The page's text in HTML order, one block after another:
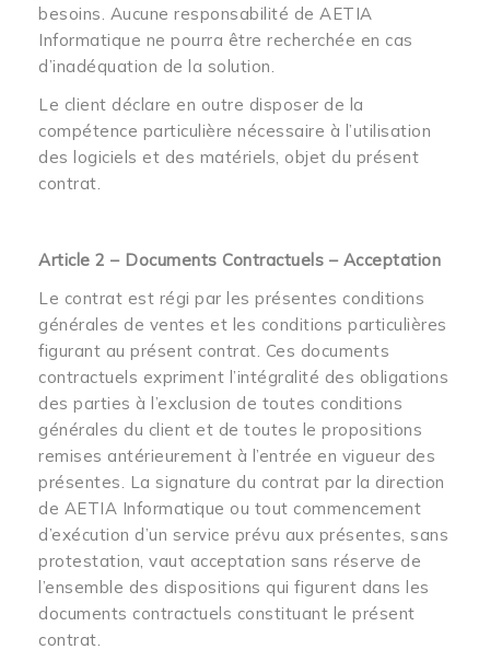
besoins. Aucune responsabilité de AETIA
Informatique ne pourra être recherchée en cas
d’inadéquation de la solution.
Le client déclare en outre disposer de la
compétence particulière nécessaire à l’utilisation
des logiciels et des matériels, objet du présent
contrat.
Article 2 – Documents Contractuels – Acceptation
Le contrat est régi par les présentes conditions
générales de ventes et les conditions particulières
figurant au présent contrat. Ces documents
contractuels expriment l’intégralité des obligations
des parties à l’exclusion de toutes conditions
générales du client et de toutes le propositions
remises antérieurement à l’entrée en vigueur des
présentes. La signature du contrat par la direction
de AETIA Informatique ou tout commencement
d’exécution d’un service prévu aux présentes, sans
protestation, vaut acceptation sans réserve de
l’ensemble des dispositions qui figurent dans les
documents contractuels constituant le présent
contrat.